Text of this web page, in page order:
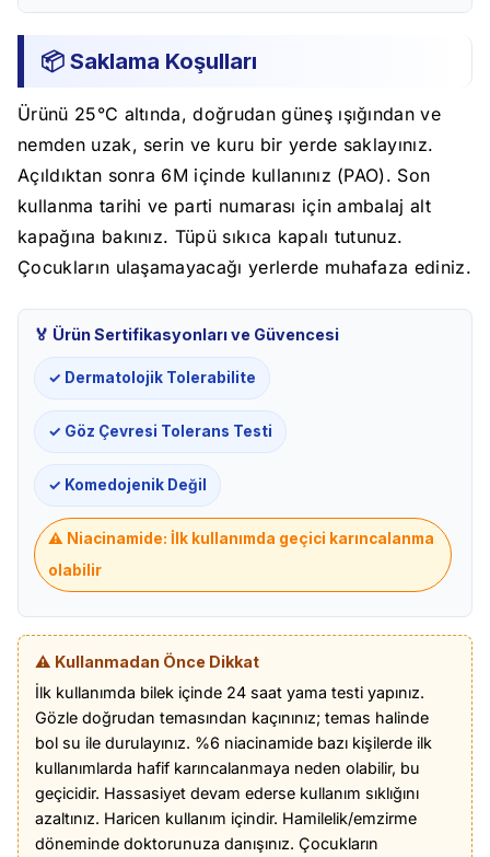
📦 Saklama Koşulları
Ürünü 25°C altında, doğrudan güneş ışığından ve
nemden uzak, serin ve kuru bir yerde saklayınız.
Açıldıktan sonra 6M içinde kullanınız (PAO). Son
kullanma tarihi ve parti numarası için ambalaj alt
kapağına bakınız. Tüpü sıkıca kapalı tutunuz.
Çocukların ulaşamayacağı yerlerde muhafaza ediniz.
🏅 Ürün Sertifikasyonları ve Güvencesi
✓ Dermatolojik Tolerabilite
✓ Göz Çevresi Tolerans Testi
✓ Komedojenik Değil
⚠️ Niacinamide: İlk kullanımda geçici karıncalanma
olabilir
⚠️ Kullanmadan Önce Dikkat
İlk kullanımda bilek içinde 24 saat yama testi yapınız.
Gözle doğrudan temasından kaçınınız; temas halinde
bol su ile durulayınız. %6 niacinamide bazı kişilerde ilk
kullanımlarda hafif karıncalanmaya neden olabilir, bu
geçicidir. Hassasiyet devam ederse kullanım sıklığını
azaltınız. Haricen kullanım içindir. Hamilelik/emzirme
döneminde doktorunuza danışınız. Çocukların